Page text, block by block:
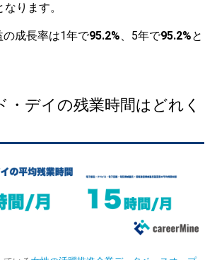
なります。
成長率は1年で95.2%、5年で95.2%と
・デイの残業時間はどれく